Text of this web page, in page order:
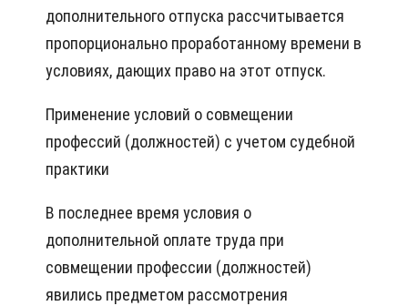
дополнительного отпуска рассчитывается
пропорционально проработанному времени в
условиях, дающих право на этот отпуск.
Применение условий о совмещении
профессий (должностей) с учетом судебной
практики
В последнее время условия о
дополнительной оплате труда при
совмещении профессии (должностей)
явились предметом рассмотрения